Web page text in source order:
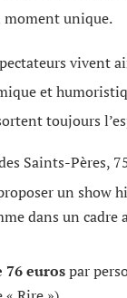
moment unique.
vivent
et
toujours
Saints-Pères,
un show
dans un cadre
76 eurospar